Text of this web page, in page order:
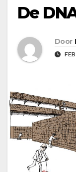
De
Door